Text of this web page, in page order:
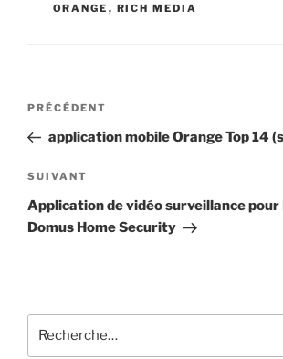
ORANGE , RICH MEDIA
PRÉCÉDENT
application mobile Orange Top 14
SUIVANT
Application de vidéo surveillance pour
Domus Home Security